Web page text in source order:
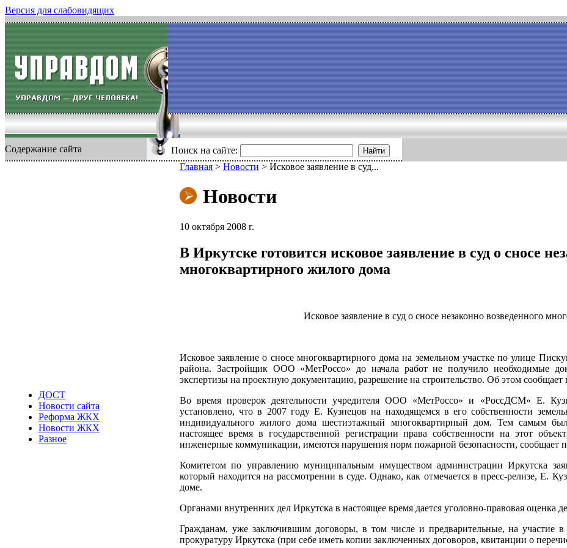
Версия для слабовидящих
Содержание сайта Поиск на сайте: Найти
ДОСТ
Новости сайта
Реформа ЖКХ
Новости ЖКХ
Разное
Главная > Новости > Исковое заявление в суд...
Новости
10 октября 2008 г.
В Иркутске готовится исковое заявление в суд о сносе
многоквартирного жилого дома
Исковое заявление в суд о сносе незаконно возведенного
Исковое заявление о сносе многоквартирного дома на земельном участке по улице
района. Застройщик ООО «МетРоссо» до начала работ не получило необходимые
экспертизы на проектную документацию, разрешение на строительство. Об этом
Во время проверок деятельности учредителя ООО «МетРоссо» и «РоссДСМ» Е.
установлено, что в 2007 году Е. Кузнецов на находящемся в его собственности
индивидуального жилого дома шестиэтажный многоквартирный дом. Тем самым
настоящее время в государственной регистрации права собственности на этот
инженерные коммуникации, имеются нарушения норм пожарной безопасности, сообщает
Комитетом по управлению муниципальным имуществом администрации Иркутска
который находится на рассмотрении в суде. Однако, как отмечается в пресс-релизе, Е.
доме.
Органами внутренних дел Иркутска в настоящее время дается уголовно-правовая оценка
Гражданам, уже заключившим договоры, в том числе и предварительные, на участие в
прокуратуру Иркутска (при себе иметь копии заключенных договоров, квитанции о